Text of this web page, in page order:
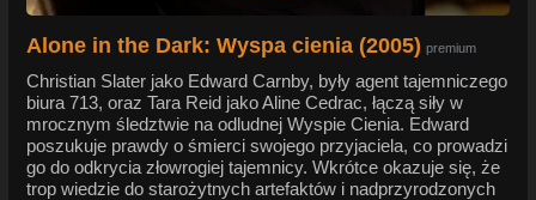
Alone in the Dark: Wyspa cienia (2005) premium
Christian Slater jako Edward Carnby, były agent tajemniczego
biura 713, oraz Tara Reid jako Aline Cedrac, łączą siły w
mrocznym śledztwie na odludnej Wyspie Cienia. Edward
poszukuje prawdy o śmierci swojego przyjaciela, co prowadzi
go do odkrycia złowrogiej tajemnicy. Wkrótce okazuje się, że
trop wiedzie do starożytnych artefaktów i nadprzyrodzonych